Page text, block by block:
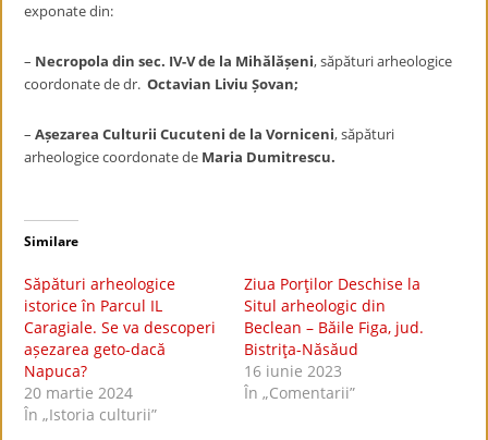
exponate din:
– Necropola din sec. IV-V de la Mihălășeni, săpături arheologice
coordonate de dr.Octavian Liviu Șovan;
–Așezarea Culturii Cucuteni de la Vorniceni, săpături
arheologice coordonate de Maria Dumitrescu.
Similare
Săpături arheologice
istorice în Parcul IL
Caragiale. Se va descoperi
așezarea geto-dacă
Napuca?
20 martie 2024
În „Istoria culturii”
Ziua Porţilor Deschise la
Situl arheologic din
Beclean – Băile Figa, jud.
Bistriţa-Năsăud
16 iunie 2023
În „Comentarii”